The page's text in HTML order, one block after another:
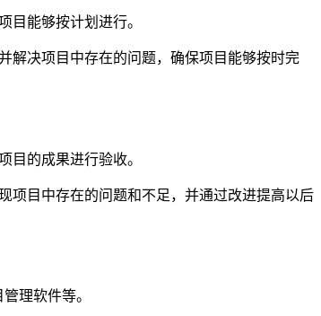
目能够按计划进行。
解决项目中存在的问题，确保项目能够按时完
目的成果进行验收。
项目中存在的问题和不足，并通过改进提高以后
理软件等。